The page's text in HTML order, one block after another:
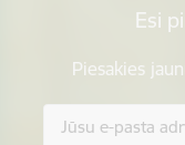
Esi
Piesakies